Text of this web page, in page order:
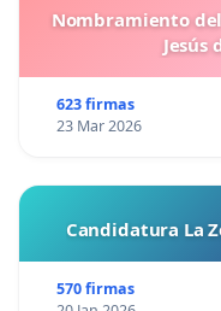
Nombramiento
Jesús
623 firmas
23 Mar 2026
Candidatura La
570 firmas